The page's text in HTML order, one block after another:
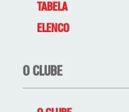
TABELA
ELENCO
O CLUBE